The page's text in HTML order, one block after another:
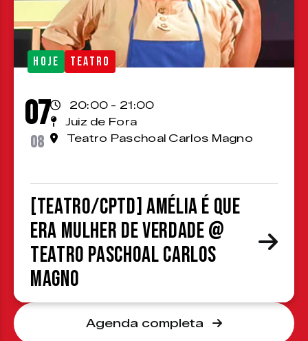
HOJE TEATRO
07
08
20:00 - 21:00
Juiz de Fora
Teatro Paschoal Carlos Magno
[TEATRO/CPTD] Amélia é que
era mulher de verdade @
Teatro Paschoal Carlos
Magno
Agenda completa